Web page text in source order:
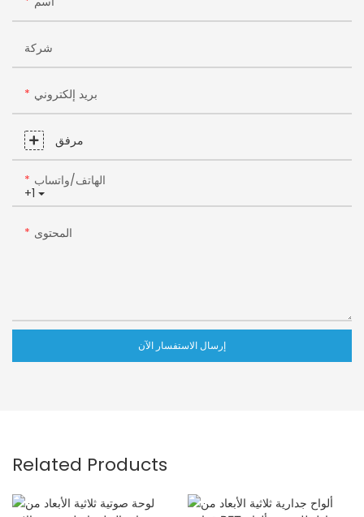
شركة
بريد إلكتروني
مرفق
+1
الهاتف/واتساب
المحتوى
إرسال الاستفسار الآن
Related Products